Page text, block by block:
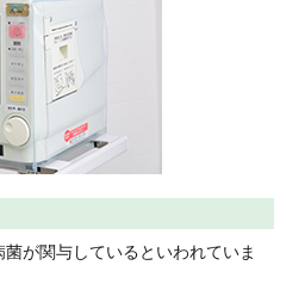
が関与しているといわれていま